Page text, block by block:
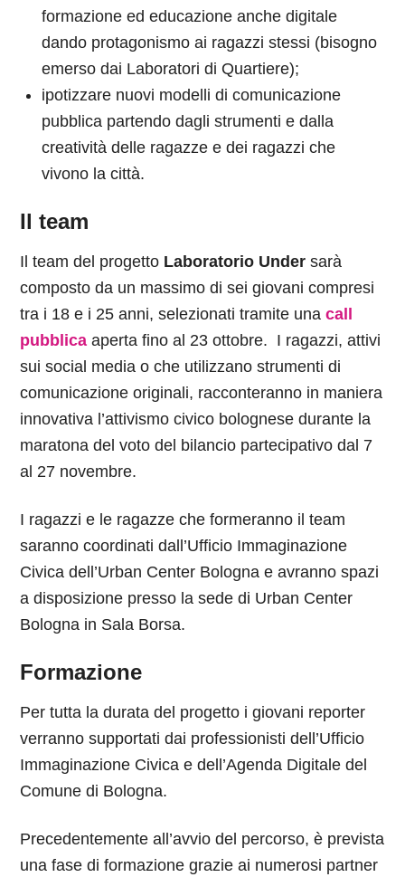
formazione ed educazione anche digitale
dando protagonismo ai ragazzi stessi (bisogno
emerso dai Laboratori di Quartiere);
ipotizzare nuovi modelli di comunicazione
pubblica partendo dagli strumenti e dalla
creatività delle ragazze e dei ragazzi che
vivono la città.
Il team
Il team del progetto Laboratorio Under sarà
composto da un massimo di sei giovani compresi
tra i 18 e i 25 anni, selezionati tramite unacall
pubblicaaperta fino al 23 ottobre. I ragazzi, attivi
sui social media o che utilizzano strumenti di
comunicazione originali, racconteranno in maniera
innovativa l’attivismo civico bolognese durante la
maratona del voto del bilancio partecipativo dal 7
al 27 novembre.
I ragazzi e le ragazze che formeranno il team
saranno coordinati dall’Ufficio Immaginazione
Civica dell’Urban Center Bologna e avranno spazi
a disposizione presso la sede di Urban Center
Bologna in Sala Borsa.
Formazione
Per tutta la durata del progetto i giovani reporter
verranno supportatidai professionisti dell’Ufficio
Immaginazione Civica e dell’Agenda Digitale del
Comune di Bologna.
Precedentemente all’avvio del percorso, è prevista
una fase di formazione grazie ai numerosi partner